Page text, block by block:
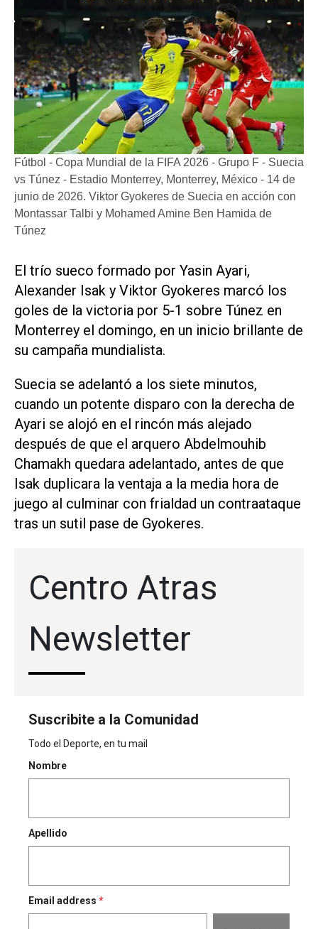
Fútbol - Copa Mundial de la FIFA 2026 - Grupo F - Suecia
vs Túnez - Estadio Monterrey, Monterrey, México - 14 de
junio de 2026. Viktor Gyokeres de Suecia en acción con
Montassar Talbi y Mohamed Amine Ben Hamida de
Túnez
El trío sueco formado por Yasin Ayari,
Alexander ‌Isak y ‌Viktor Gyokeres marcó los
goles de la victoria por 5-1 sobre Túnez en
Monterrey el domingo, en un inicio brillante de
su campaña mundialista.
Suecia se ​adelantó a los ⁠siete minutos,
cuando un ‌potente disparo con la ⁠derecha de
Ayari se ⁠alojó en el rincón más alejado
después de que el arquero ⁠Abdelmouhib
Chamakh quedara adelantado, antes ​de que
Isak ‌duplicara la ventaja a ‌la media hora de
juego ⁠al culminar con frialdad un contraataque
tras un sutil pase de Gyokeres.